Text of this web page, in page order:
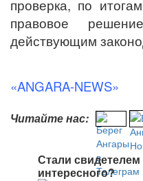
проверка, по
правовое
действующим
«ANGARA-NEWS»
Читайте нас:
Стали
интересного?